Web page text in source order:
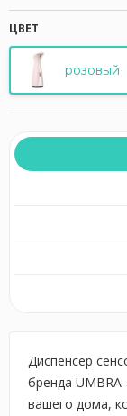
ЦВЕТ
розовый
Диспенсер
бренда
вашего дома,